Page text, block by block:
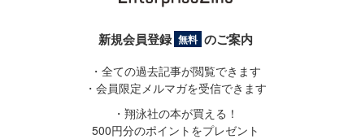
新規会員登録 無料 のご案内
・全ての過去記事が閲覧できます
・会員限定メルマガを受信できます
・翔泳社の本が買える！
500円分のポイントをプレゼント